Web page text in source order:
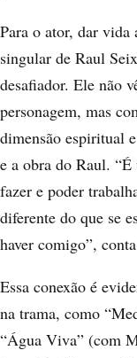
Para o ator, dar vida
singular de Raul
desafiador. Ele não
personagem, mas
dimensão espiritual
e a obra do Raul.
fazer e poder
diferente do que se
haver comigo”,
Essa conexão é
na trama, como
“Água Viva” (com